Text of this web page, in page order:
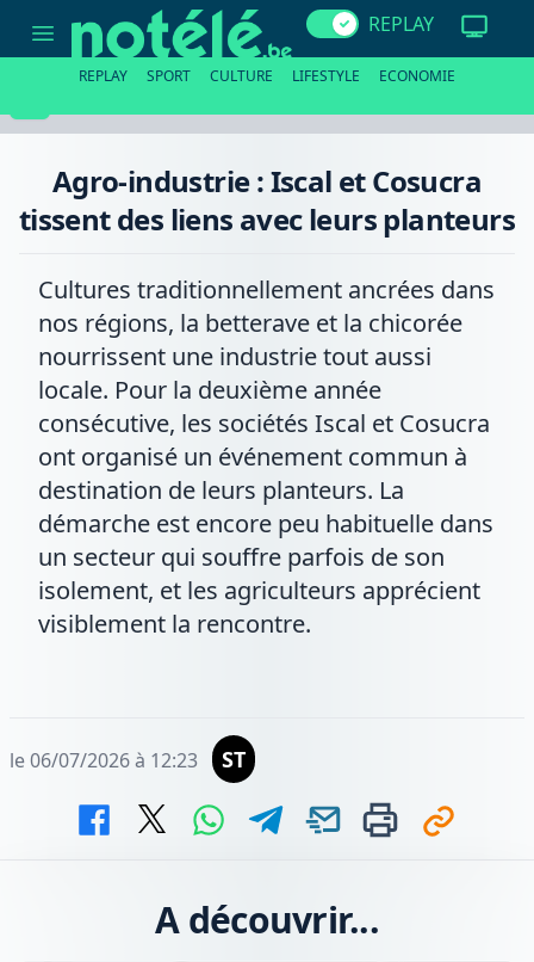
industrie
tissent
planteurs
REPLAY
REPLAY SPORT CULTURE LIFESTYLE ECONOMIE
Agro-industrie : Iscal et Cosucra
tissent des liens avec leurs planteurs
Cultures traditionnellement ancrées dans
nos régions, la betterave et la chicorée
nourrissent une industrie tout aussi
locale. Pour la deuxième année
consécutive, les sociétés Iscal et Cosucra
ont organisé un événement commun à
destination de leurs planteurs. La
démarche est encore peu habituelle dans
un secteur qui souffre parfois de son
isolement, et les agriculteurs apprécient
visiblement la rencontre.
le 06/07/2026 à 12:23 ST
A découvrir...